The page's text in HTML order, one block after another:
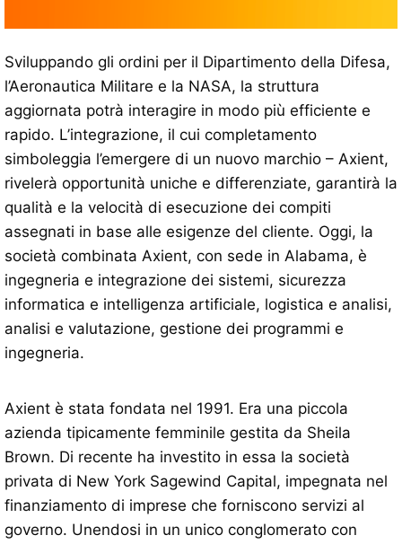
Sviluppando gli ordini per il Dipartimento della Difesa,
l’Aeronautica Militare e la NASA, la struttura
aggiornata potrà interagire in modo più efficiente e
rapido. L’integrazione, il cui completamento
simboleggia l’emergere di un nuovo marchio – Axient,
rivelerà opportunità uniche e differenziate, garantirà la
qualità e la velocità di esecuzione dei compiti
assegnati in base alle esigenze del cliente. Oggi, la
società combinata Axient, con sede in Alabama, è
ingegneria e integrazione dei sistemi, sicurezza
informatica e intelligenza artificiale, logistica e analisi,
analisi e valutazione, gestione dei programmi e
ingegneria.
Axient è stata fondata nel 1991. Era una piccola
azienda tipicamente femminile gestita da Sheila
Brown. Di recente ha investito in essa la società
privata di New York Sagewind Capital, impegnata nel
finanziamento di imprese che forniscono servizi al
governo. Unendosi in un unico conglomerato con